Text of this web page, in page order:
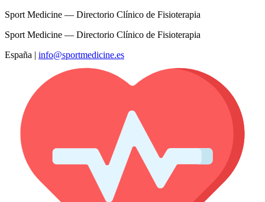
Sport Medicine — Directorio Clínico de Fisioterapia
Sport Medicine — Directorio Clínico de Fisioterapia
España | info@sportmedicine.es